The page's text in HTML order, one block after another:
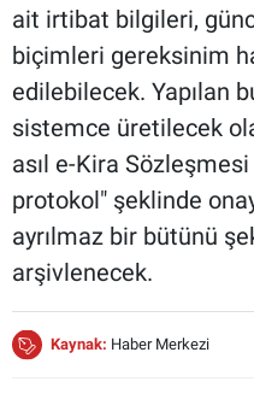
ait irtibat bilgileri,
biçimleri gereksinim
edilebilecek. Yapılan
sistemce üretilecek
asıl e-Kira
protokol" şeklinde
ayrılmaz bir bütünü
arşivlenecek.
Kaynak: Haber Merkezi